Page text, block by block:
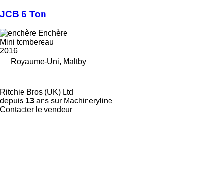
JCB 6 Ton
Enchère
Mini tombereau
2016
Royaume-Uni, Maltby
Ritchie Bros (UK) Ltd
depuis 13 ans sur Machineryline
Contacter le vendeur